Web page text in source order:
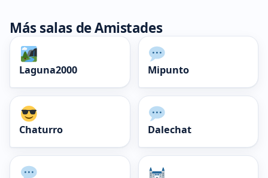
Más salas de Amistades
Laguna2000 Mipunto
Chaturro Dalechat